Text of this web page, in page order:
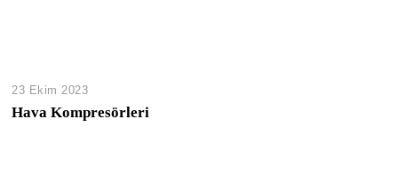
23 Ekim 2023
Hava Kompresörleri